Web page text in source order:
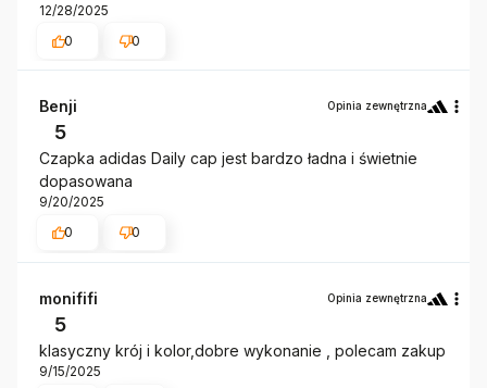
12/28/2025
0
0
Benji Opinia zewnętrzna
5
Czapka adidas Daily cap jest bardzo ładna i świetnie
dopasowana
9/20/2025
0
0
monififi Opinia zewnętrzna
5
klasyczny krój i kolor,dobre wykonanie , polecam zakup
9/15/2025